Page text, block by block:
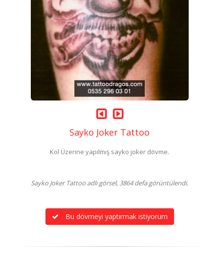
Sayko Joker Tattoo
Kol Üzerine yapılmış sayko joker dövme.
Sayko Joker Tattoo adlı görsel, 3864 defa görüntülendi.
Bu dövmeyi yaptırmak istiyorum